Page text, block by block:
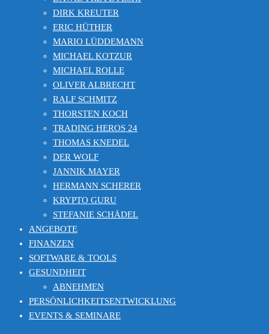
DIRK KREUTER
ERIC HÜTHER
MARIO LÜDDEMANN
MICHAEL KOTZUR
MICHAEL ROLLE
OLIVER ALBRECHT
RALF SCHMITZ
THORSTEN KOCH
TRADING HEROS 24
THOMAS KNEDEL
DER WOLF
JANNIK MAYER
HERMANN SCHERER
KRYPTO GURU
STEFANIE SCHÄDEL
ANGEBOTE
FINANZEN
SOFTWARE & TOOLS
GESUNDHEIT
ABNEHMEN
PERSÖNLICHKEITSENTWICKLUNG
EVENTS & SEMINARE